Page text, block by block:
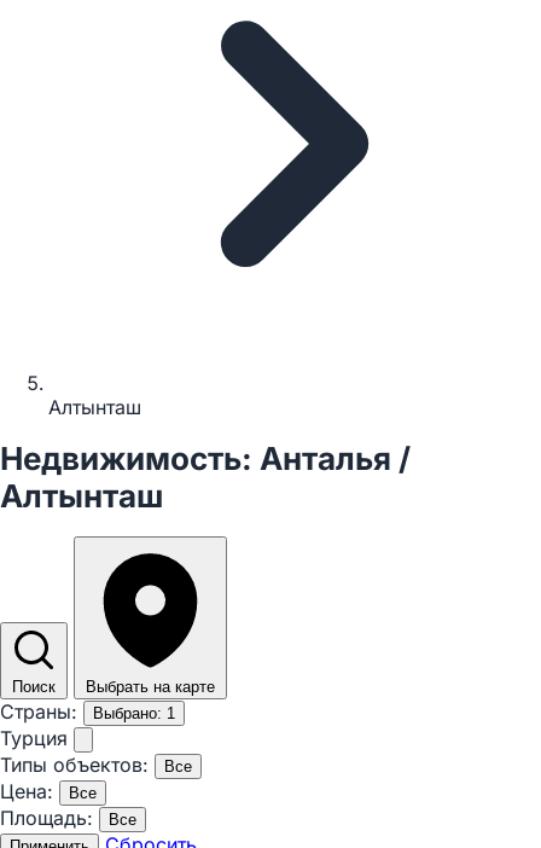
Алтынташ
Недвижимость: Анталья /
Алтынташ
Поиск Выбрать на карте
Страны: Выбрано: 1
Турция
Типы объектов:
Все
Цена: Все
Площадь:
Все